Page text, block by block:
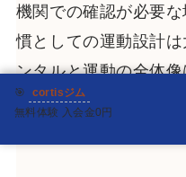
機関での確認が必要
慣としての運動設計
ンタルと運動の全体
つ・不安を改善する科
🎯
cortisジム
無料体験 入会金0円